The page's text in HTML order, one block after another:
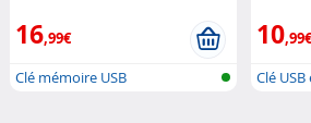
16,99€
Clé mémoire USB
10
Clé